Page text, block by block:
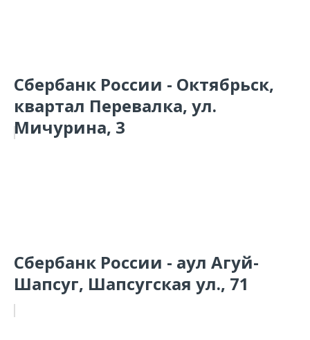
Сбербанк России - Октябрьск,
квартал Перевалка, ул.
Мичурина, 3
Сбербанк России - аул Агуй-
Шапсуг, Шапсугская ул., 71